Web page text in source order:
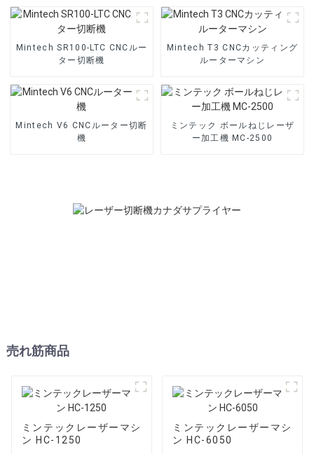
Mintech SR100-LTC CNCルー
ター切断機
Mintech T3 CNCカッティング
ルーターマシン
Mintech V6 CNCルーター切断
機
ミンテック ボールねじレーザ
ー加工機 MC-2500
売れ筋商品
ミンテックレーザーマシ
ン HC-1250
ミンテックレーザーマシ
ン HC-6050